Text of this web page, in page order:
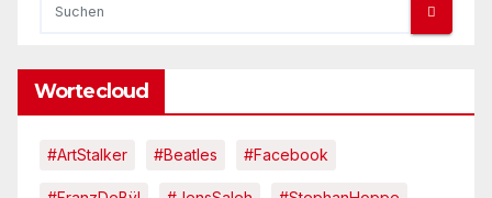
Wortecloud
#ArtStalker #Beatles #Facebook